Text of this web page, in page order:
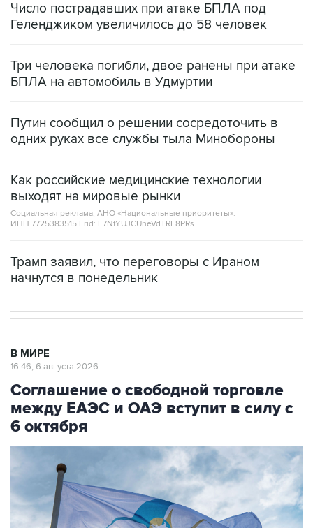
Число пострадавших при атаке БПЛА под
Геленджиком увеличилось до 58 человек
Три человека погибли, двое ранены при атаке
БПЛА на автомобиль в Удмуртии
Путин сообщил о решении сосредоточить в
одних руках все службы тыла Минобороны
Как российские медицинские технологии
выходят на мировые рынки
Социальная реклама, АНО «Национальные приоритеты».
ИНН 7725383515 Erid: F7NfYUJCUneVdTRF8PRs
Трамп заявил, что переговоры с Ираном
начнутся в понедельник
В МИРЕ
16:46, 6 августа 2026
Соглашение о свободной торговле
между ЕАЭС и ОАЭ вступит в силу с
6 октября